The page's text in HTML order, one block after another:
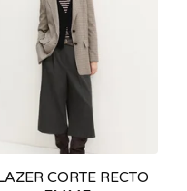
CORTE RECTO